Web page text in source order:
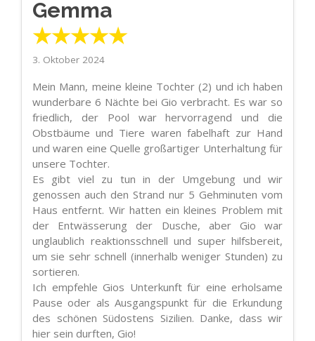
Gemma
★★★★★
3. Oktober 2024
Mein Mann, meine kleine Tochter (2) und ich haben
wunderbare 6 Nächte bei Gio verbracht. Es war so
friedlich, der Pool war hervorragend und die
Obstbäume und Tiere waren fabelhaft zur Hand
und waren eine Quelle großartiger Unterhaltung für
unsere Tochter.
Es gibt viel zu tun in der Umgebung und wir
genossen auch den Strand nur 5 Gehminuten vom
Haus entfernt. Wir hatten ein kleines Problem mit
der Entwässerung der Dusche, aber Gio war
unglaublich reaktionsschnell und super hilfsbereit,
um sie sehr schnell (innerhalb weniger Stunden) zu
sortieren.
Ich empfehle Gios Unterkunft für eine erholsame
Pause oder als Ausgangspunkt für die Erkundung
des schönen Südostens Sizilien. Danke, dass wir
hier sein durften, Gio!